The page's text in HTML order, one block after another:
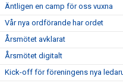
Äntligen en camp för oss vuxna
Vår nya ordförande har ordet
Årsmötet avklarat
Årsmötet digitalt
Kick-off för föreningens nya